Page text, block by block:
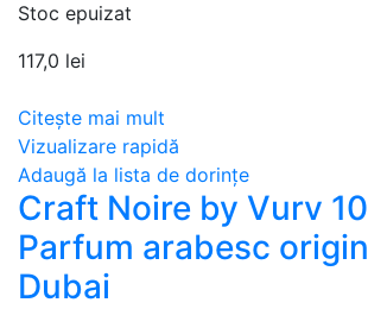
Stoc epuizat
117,0 lei
Citește mai mult
Vizualizare rapidă
Adaugă la lista de dorințe
Craft Noire by Vurv
Parfum arabesc
Dubai